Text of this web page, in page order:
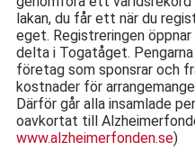
lakan, du får ett när du
eget. Registreringen
delta i Togatåget.
företag som sponsrar och
kostnader för
Därför går alla insamlade
oavkortat till
www.alzheimerfonden.se)